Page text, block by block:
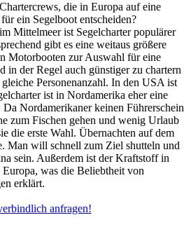
die in Europa auf eine
ein Segelboot entscheiden?
Mittelmeer ist Segelcharter populärer
gibt es eine weitaus größere
Motorbooten zur Auswahl für eine
in der Regel auch günstiger zu chartern
Personenanzahl. In den USA ist
ist in Nordamerika eher eine
Nordamerikaner keinen Führerschein
zum Fischen gehen und wenig Urlaub
die erste Wahl. Übernachten auf dem
Man will schnell zum Ziel shutteln und
sein. Außerdem ist der Kraftstoff in
was die Beliebtheit von
erklärt.
anfragen!